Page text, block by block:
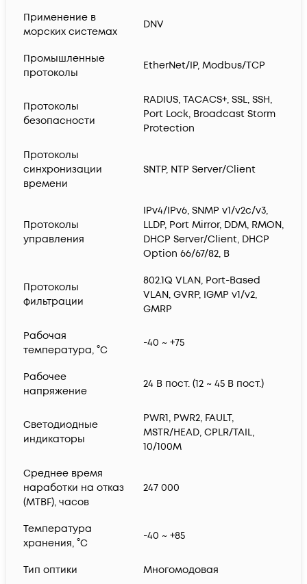
Применение в
морских системах
DNV
Промышленные
протоколы
EtherNet/IP, Modbus/TCP
Протоколы
безопасности
RADIUS, TACACS+, SSL, SSH,
Port Lock, Broadcast Storm
Protection
Протоколы
синхронизации
времени
SNTP, NTP Server/Client
Протоколы
управления
IPv4/IPv6, SNMP v1/v2c/v3,
LLDP, Port Mirror, DDM, RMON,
DHCP Server/Client, DHCP
Option 66/67/82, B
Протоколы
фильтрации
802.1Q VLAN, Port-Based
VLAN, GVRP, IGMP v1/v2,
GMRP
Рабочая
температура, °С
-40 ~ +75
Рабочее
напряжение
24 В пост. (12 ~ 45 В пост.)
Светодиодные
индикаторы
PWR1, PWR2, FAULT,
MSTR/HEAD, CPLR/TAIL,
10/100M
Среднее время
наработки на отказ
(MTBF), часов
247 000
Температура
хранения, °С
-40 ~ +85
Тип оптики Многомодовая